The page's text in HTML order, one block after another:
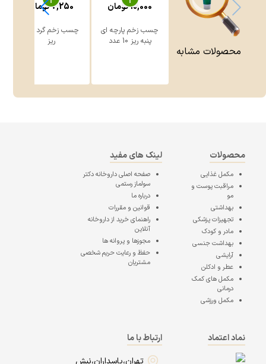
محصولات مشابه
چسب زخم پارچه ای
پنبه ریز 10 عدد
10,000تومان
چسب زخم گرد پنبه
ریز
7,250تومان
محصولات
مکمل غذایی
مراقبت پوست و
مو
بهداشتی
تجهیزات پزشکی
مادر و کودک
بهداشت جنسی
آرایشی
عطر و ادکلن
مکمل های کمک
درمانی
مکمل ورزشی
لینک های مفید
صفحه اصلیداروخانه دکتر
سولماز رستمی
درباره ما
قوانین و مقررات
راهنمای خرید از داروخانه
آنلاین
مجوزها و پروانه ها
حفظ و رعایت حریم شخصی
مشتریان
نماد اعتماد
ارتباط با ما
تهران،پاسداران،نبش